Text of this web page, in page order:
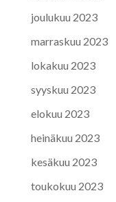
joulukuu 2023
marraskuu 2023
lokakuu 2023
syyskuu 2023
elokuu 2023
heinäkuu 2023
kesäkuu 2023
toukokuu 2023